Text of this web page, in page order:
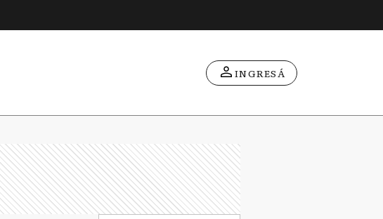
INGRESÁ